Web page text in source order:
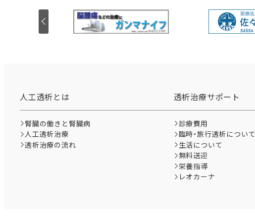
人工透析とは
腎臓の働きと腎臓病
人工透析治療
透析治療の流れ
透析治療サポート
診療費用
臨時・旅行透析について
生活について
無料送迎
栄養指導
レオカーナ